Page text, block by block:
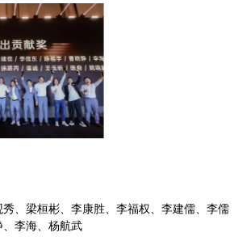
、梁桓彬、李康胜、李福权、李建儒、李儒
李海、杨航武